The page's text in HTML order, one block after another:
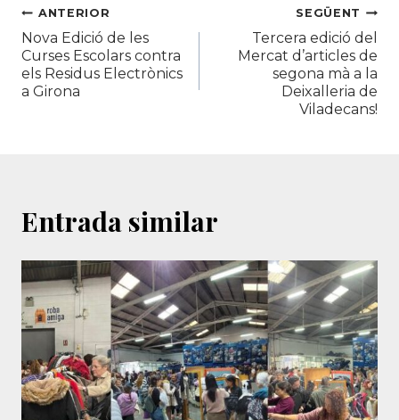
Navegació
d'entrades
ANTERIOR
Nova Edició de les
Curses Escolars contra
els Residus Electrònics
a Girona
SEGÜENT
Tercera edició del
Mercat d’articles de
segona mà a la
Deixalleria de
Viladecans!
Entrada similar